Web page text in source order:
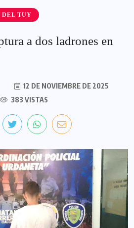
DEL TUY
a dos ladrones en
12 DE NOVIEMBRE DE 2025
383 VISTAS